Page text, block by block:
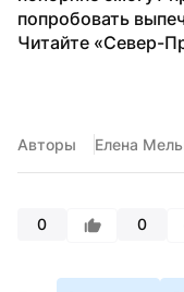
попробовать
Читайте «Север-
Авторы Елена
0 0